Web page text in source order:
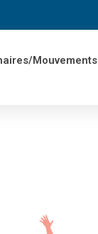
Mouvements